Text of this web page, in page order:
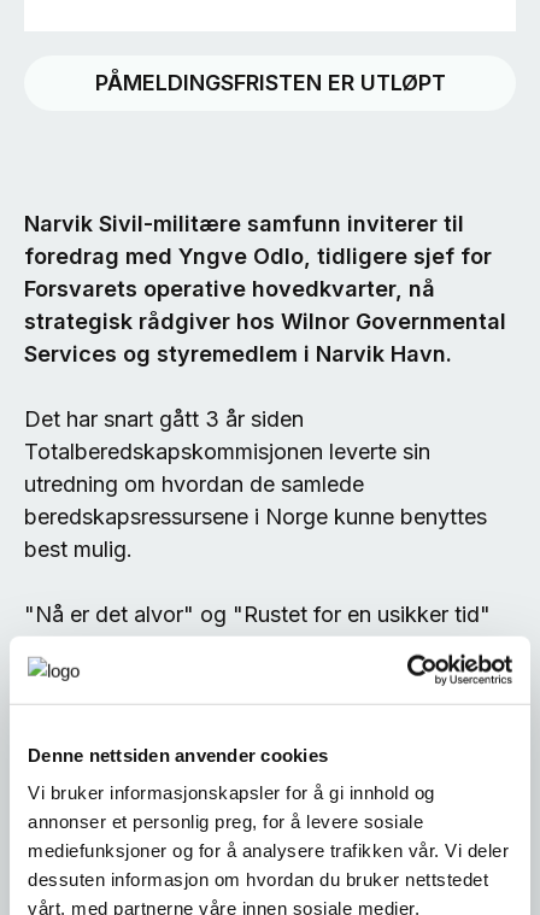
Denne nettsiden anvender cookies
Vi bruker informasjonskapsler for å gi innhold og
annonser et personlig preg, for å levere sosiale
mediefunksjoner og for å analysere trafikken vår. Vi deler
dessuten informasjon om hvordan du bruker nettstedet
vårt, med partnerne våre innen sosiale medier,